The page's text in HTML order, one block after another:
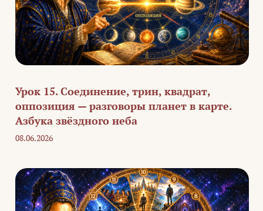
Урок 15. Соединение, трин, квадрат,
оппозиция — разговоры планет в карте.
Азбука звёздного неба
08.06.2026